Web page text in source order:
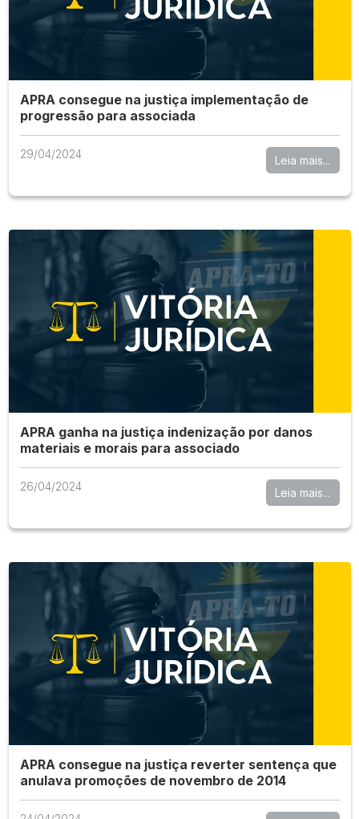
APRA consegue na justiça implementação de
progressão para associada
29/04/2024 Leia mais...
APRA ganha na justiça indenização por danos
materiais e morais para associado
26/04/2024 Leia mais...
APRA consegue na justiça reverter sentença que
anulava promoções de novembro de 2014